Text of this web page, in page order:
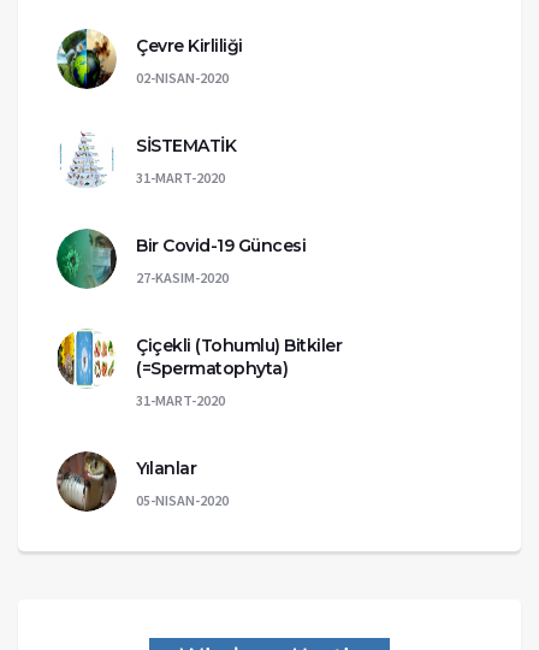
Çevre Kirliliği
02-NISAN-2020
SİSTEMATİK
31-MART-2020
Bir Covid-19 Güncesi
27-KASIM-2020
Çiçekli (Tohumlu) Bitkiler
(=Spermatophyta)
31-MART-2020
Yılanlar
05-NISAN-2020